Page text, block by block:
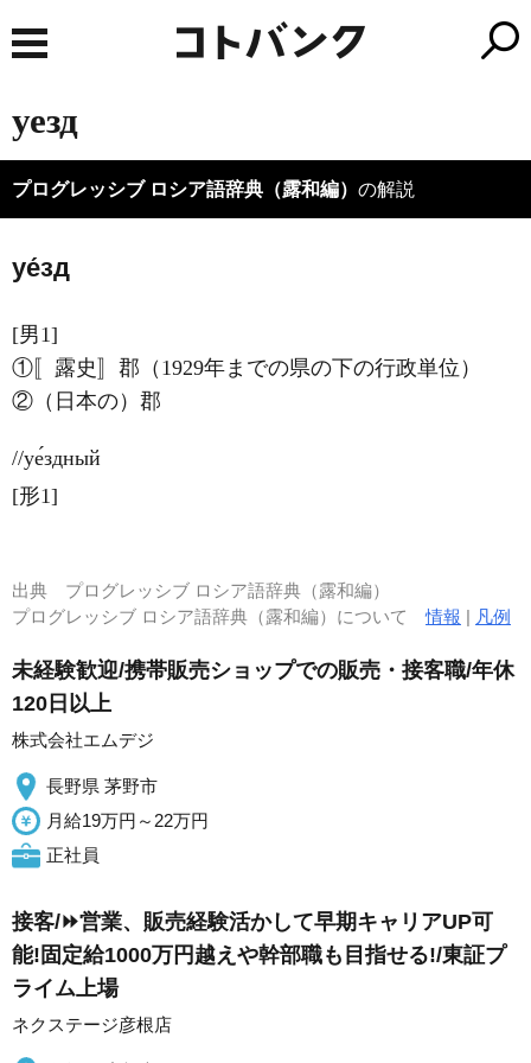
уезд
プログレッシブ ロシア語辞典（露和編） の解説
уе́зд
[男1]
①〚露史〛郡（1929年までの県の下の行政単位）
②（日本の）郡
//уе́здный
[形1]
出典 プログレッシブ ロシア語辞典（露和編）
プログレッシブ ロシア語辞典（露和編）について情報 | 凡例
未経験歓迎/携帯販売ショップでの販売・接客職/年休
120日以上
株式会社エムデジ
長野県 茅野市
月給19万円～22万円
正社員
接客/⏩️営業、販売経験活かして早期キャリアUP可
能!固定給1000万円越えや幹部職も目指せる!/東証プ
ライム上場
ネクステージ彦根店